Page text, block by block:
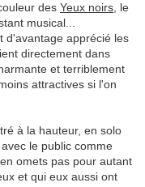
des Yeux noirs , le
musical...
d'avantage apprécié les
directement dans
et terriblement
attractives si l'on
à la hauteur, en solo
le public comme
omets pas pour autant
et qui eux aussi ont